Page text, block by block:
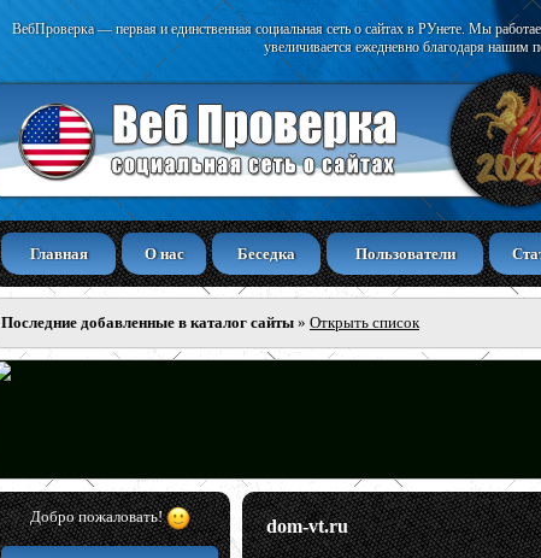
ВебПроверка — первая и единственная социальная сеть о сайтах в РУнете. Мы
увеличивается ежедневно благодаря нашим
Главная О нас Беседка Пользователи
Последние добавленные в каталог сайты » Открыть список
Добро пожаловать! dom-vt.ru